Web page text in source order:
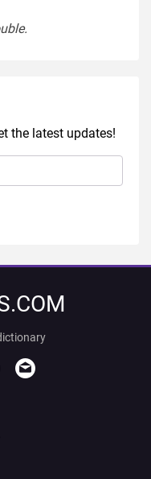
.
the latest updates!